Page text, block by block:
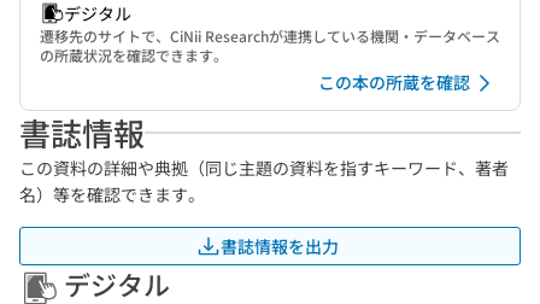
デジタル
遷移先のサイトで、CiNii Researchが連携している機関・データベース
の所蔵状況を確認できます。
この本の所蔵を確認
書誌情報
この資料の詳細や典拠（同じ主題の資料を指すキーワード、著者
名）等を確認できます。
書誌情報を出力
デジタル